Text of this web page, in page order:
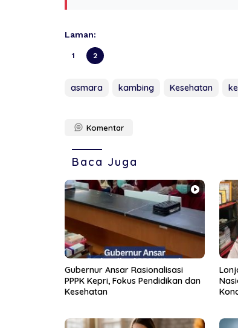
Laman:
1 2
asmara kambing Kesehatan
Komentar
Baca Juga
Gubernur Ansar Rasionalisasi
PPPK Kepri, Fokus Pendidikan dan
Kesehatan